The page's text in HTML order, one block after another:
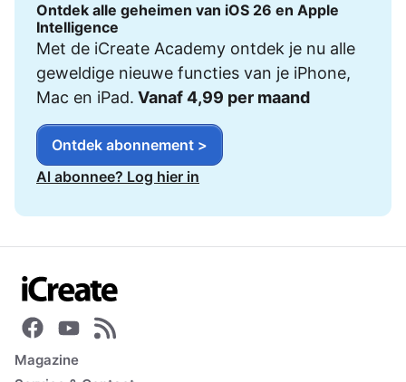
Ontdek alle geheimen van iOS 26 en Apple
Intelligence
Met de iCreate Academy ontdek je nu alle
geweldige nieuwe functies van je iPhone,
Mac en iPad. Vanaf 4,99 per maand
Ontdek abonnement >
Al abonnee? Log hier in
Magazine